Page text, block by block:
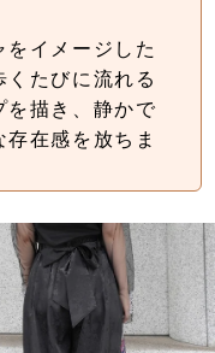
イメージした
くたびに流れる
を描き、静かで
在感を放ちま